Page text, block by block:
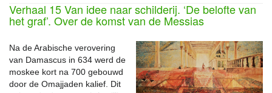
Verhaal 15 Van idee naar schilderij. ‘De belofte van
het graf’. Over de komst van de Messias
Na de Arabische verovering
van Damascus in 634 werd de
moskee kort na 700 gebouwd
door de Omajjaden kalief. Dit